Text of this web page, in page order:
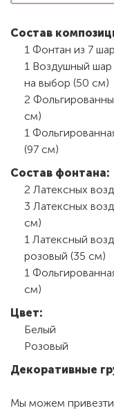
Состав
1 Фонтан из 7
1 Воздушный
на выбор (50 см)
2
см)
1
(97 см)
Состав фонтана:
2 Латексных
3 Латексных
см)
1 Латексный
розовый (35 см)
1
см)
Цвет:
Белый
Розовый
Декоративные
Мы можем привезти